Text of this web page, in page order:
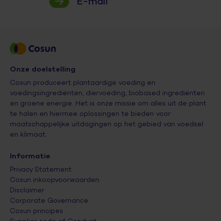
Onze doelstelling
Cosun produceert plantaardige voeding en
voedingsingrediënten, diervoeding, biobased ingrediënten
en groene energie. Het is onze missie om alles uit de plant
te halen en hiermee oplossingen te bieden voor
maatschappelijke uitdagingen op het gebied van voedsel
en klimaat.
Informatie
Privacy Statement
Cosun inkoopvoorwaarden
Disclaimer
Corporate Governance
Cosun principes